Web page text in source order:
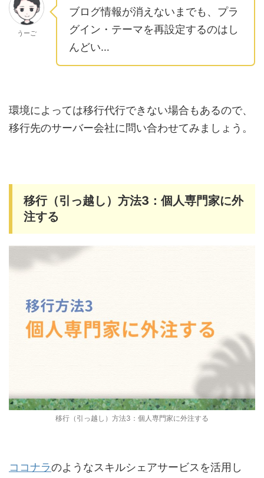
うーご
ブログ情報が消えないまでも、プラ
グイン・テーマを再設定するのはし
んどい…
環境によっては移行代行できない場合もあるので、
移行先のサーバー会社に問い合わせてみましょう。
移行（引っ越し）方法3：個人専門家に外
注する
移行（引っ越し）方法3：個人専門家に外注する
ココナラのようなスキルシェアサービスを活用し